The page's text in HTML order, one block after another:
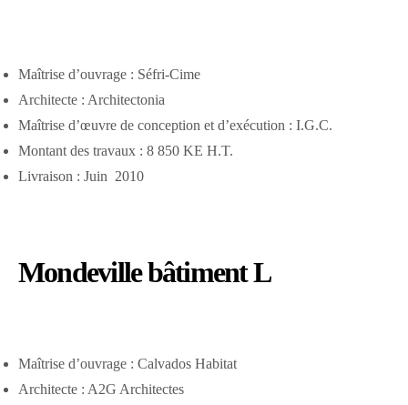
Maîtrise d’ouvrage : Séfri-Cime
Architecte : Architectonia
Maîtrise d’œuvre de conception et d’exécution : I.G.C.
Montant des travaux : 8 850 KE H.T.
Livraison : Juin 2010
Mondeville bâtiment L
Maîtrise d’ouvrage : Calvados Habitat
Architecte : A2G Architectes